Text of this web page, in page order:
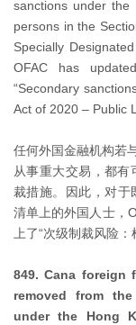
sanctions under
persons in the
Specially
OFAC has
“Secondary
Act of 2020 – Public
任何外国金融机构若
从事重大交易，都有
裁措施。因此，对于
清单上的外国人士，
上了“次级制裁风险
849. Cana foreign
removed from
under the Hong